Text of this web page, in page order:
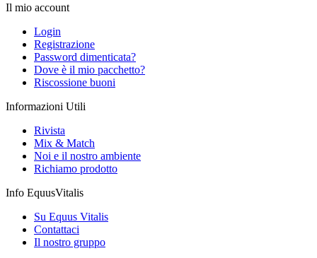
Il mio account
Login
Registrazione
Password dimenticata?
Dove è il mio pacchetto?
Riscossione buoni
Informazioni Utili
Rivista
Mix & Match
Noi e il nostro ambiente
Richiamo prodotto
Info EquusVitalis
Su Equus Vitalis
Contattaci
Il nostro gruppo